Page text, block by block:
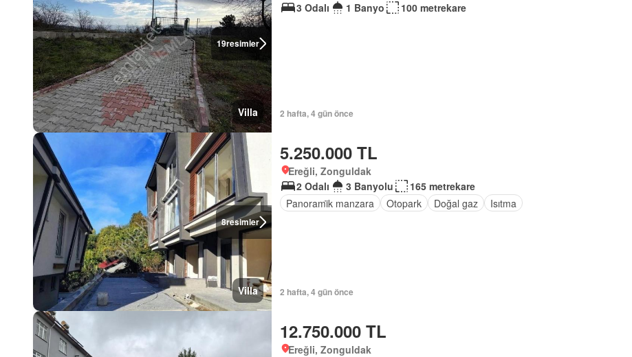
19resimler
Villa
3 Odalı
1 Banyo 100 metrekare
2 hafta, 4 gün önce
8resimler
Villa
5.250.000 TL
Ereğli, Zonguldak
2 Odalı
3 Banyolu
165 metrekare
Panorami̇k manzara
Otopark Doğal gaz Isıtma
2 hafta, 4 gün önce
12.750.000 TL
Ereğli, Zonguldak